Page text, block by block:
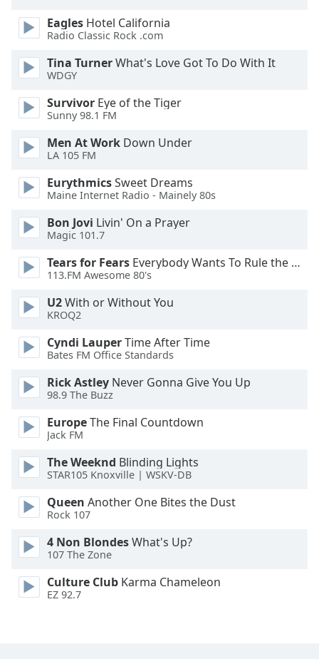
Opacity
Caption
Background
Color
Opacity
Font
Size
Text
Edge
Family
Reset
Close
Modal
End
window.
Eagles Hotel California
Radio Classic Rock .com
Tina TurnerWhat's Love Got To Do With It
WDGY
Survivor Eye of the Tiger
Sunny 98.1 FM
Men At Work Down Under
LA 105 FM
EurythmicsSweet Dreams
Maine Internet Radio - Mainely 80s
Bon Jovi Livin' On a Prayer
Magic 101.7
Tears for Fears Everybody Wants To Rule the World
113.FM Awesome 80's
U2With or Without You
KROQ2
Cyndi LauperTime After Time
Bates FM Office Standards
Rick Astley Never Gonna Give You Up
98.9 The Buzz
EuropeThe Final Countdown
Jack FM
The Weeknd Blinding Lights
STAR105 Knoxville | WSKV-DB
Queen Another One Bites the Dust
Rock 107
4 Non BlondesWhat's Up?
107 The Zone
Culture Club Karma Chameleon
EZ 92.7